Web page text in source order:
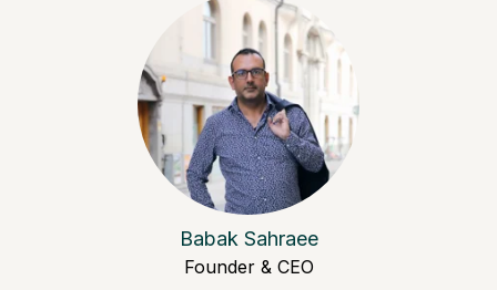
Babak Sahraee
Founder & CEO